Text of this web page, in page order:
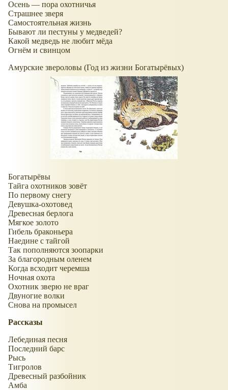
Осень — пора охотничья
Страшнее зверя
Самостоятельная жизнь
Бывают ли пестуны у медведей?
Какой медведь не любит мёда
Огнём и свинцом
Амурские звероловы (Год из жизни Богатырёвых)
Богатырёвы
Тайга охотников зовёт
По первому снегу
Девушка-охотовед
Древесная берлога
Мягкое золото
Гибель браконьера
Наедине с тайгой
Так пополняются зоопарки
За благородным оленем
Когда всходит черемша
Ночная охота
Охотник зверю не враг
Двуногие волки
Снова на промысел
Рассказы
Лебединая песня
Последний барс
Рысь
Тигролов
Древесный разбойник
Амба